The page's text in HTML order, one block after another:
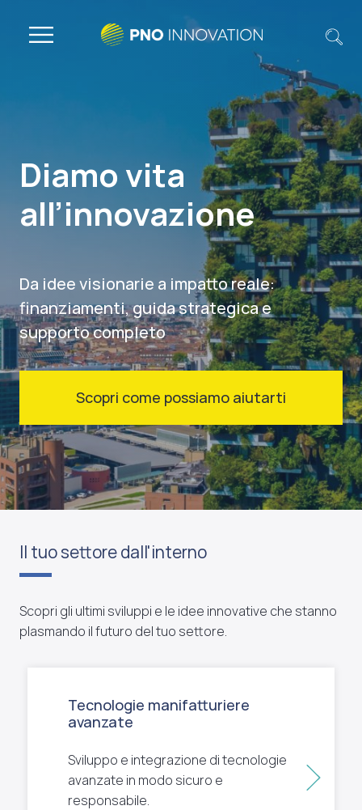
Diamo vita
all’innovazione
Da idee visionarie a impatto reale:
finanziamenti, guida strategica e
supporto completo
Scopri come possiamo aiutarti
Il tuo settore dall'interno
Scopri gli ultimi sviluppi e le idee innovative che stanno
plasmando il futuro del tuo settore.
Tecnologie manifatturiere
avanzate
Sviluppo e integrazione di tecnologie
avanzate in modo sicuro e
responsabile.